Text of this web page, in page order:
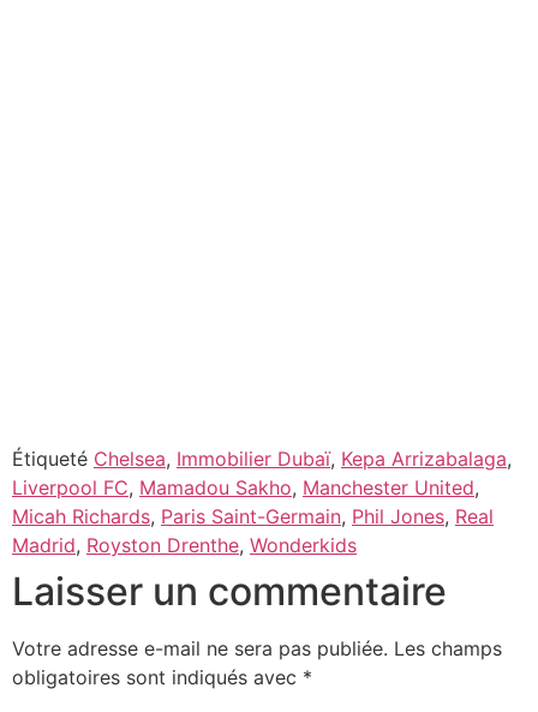
Étiqueté Chelsea, Immobilier Dubaï, Kepa Arrizabalaga,
Liverpool FC, Mamadou Sakho, Manchester United,
Micah Richards, Paris Saint-Germain, Phil Jones, Real
Madrid, Royston Drenthe, Wonderkids
Laisser un commentaire
Votre adresse e-mail ne sera pas publiée. Les champs
obligatoires sont indiqués avec *